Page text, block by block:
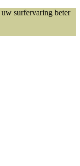
surfervaring beter